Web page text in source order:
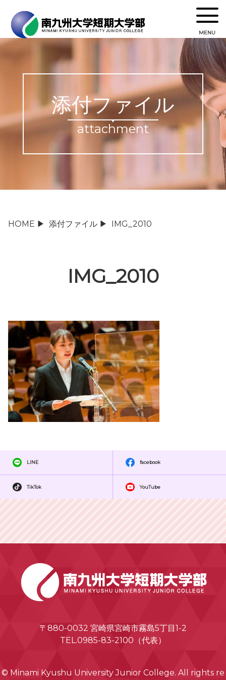
MENU
添付ファイル
attachment
HOME ▶ 添付ファイル ▶ IMG_2010
IMG_2010
LINE facebook
TikTok YouTube
〒880-0032 宮崎県宮崎市霧島5丁目1-2
TEL.0985-83-2100（代表）
© Minami Kyushu University Junior College. All rights re